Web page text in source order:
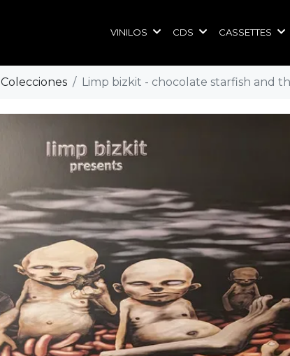
VINILOS CDS CASSETTES
Colecciones Limp bizkit - chocolate starfish and